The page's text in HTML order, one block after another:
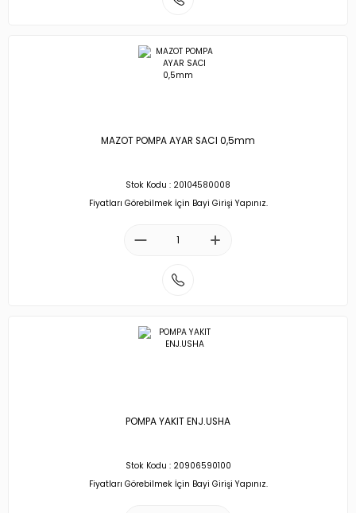
MAZOT POMPA AYAR SACI 0,5mm
Stok Kodu : 20104580008
Fiyatları Görebilmek İçin Bayi Girişi Yapınız.
POMPA YAKIT ENJ.USHA
Stok Kodu : 20906590100
Fiyatları Görebilmek İçin Bayi Girişi Yapınız.